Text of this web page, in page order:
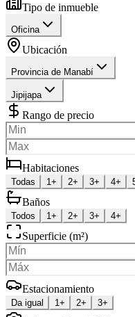
Tipo de inmueble
Oficina
Ubicación
Provincia de Manabí
Jipijapa
Rango de precio
Habitaciones
Todas 1+ 2+ 3+ 4+
Baños
Todos 1+ 2+ 3+ 4+
Superficie (m²)
Estacionamiento
Da igual 1+ 2+ 3+